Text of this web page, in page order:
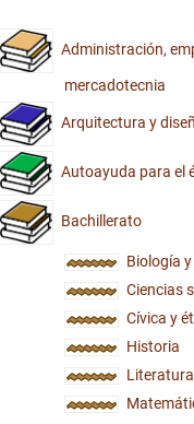
Administración,
mercadotecnia
Arquitectura y
Autoayuda para el
Bachillerato
Biología
Ciencias
Cívica y
Historia